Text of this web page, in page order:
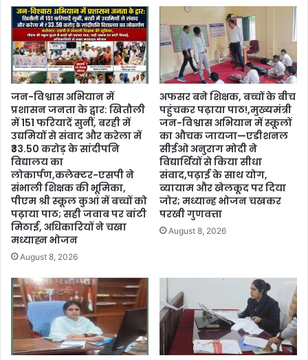
जन-विश्वास अभियान में
प्रशासन जनता के द्वार: खितौली
में 151 फरियादें सुनीं, बरही में
उद्यमियों से संवाद और करेला में
₹33.50 करोड़ के सांदीपनि
विद्यालय का
लोकार्पण,कलेक्टर-एसपी ने
संभाली शिक्षक की भूमिका,
पीएम श्री स्कूल कुआं में बच्चों को
पढ़ाया पाठ; सही जवाब पर बांटी
मिठाई, अधिकारियों ने चखा
मध्याह्न भोजन
August 8, 2026
अफसर बने शिक्षक, बच्चों के बीच
पहुंचकर पढ़ाया पाठ!,मुख्यमंत्री
जन-विश्वास अभियान में स्कूलों
का औचक जायजा—एडीशनल
सीईओ अनुराग मोदी ने
विद्यार्थियों से किया सीधा
संवाद,पढ़ाई के साथ योग,
व्यायाम और खेलकूद पर दिया
जोर; मध्यान्ह भोजन चखकर
परखी गुणवत्ता
August 8, 2026